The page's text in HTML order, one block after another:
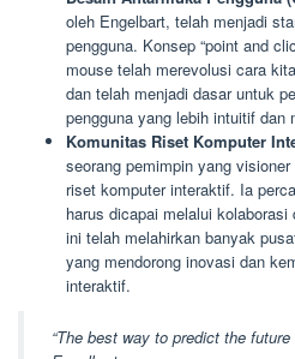
oleh Engelbart, telah menjadi
pengguna. Konsep “point and
mouse telah merevolusi cara
dan telah menjadi dasar untuk
pengguna yang lebih intuitif dan
Komunitas Riset Komputer
seorang pemimpin yang
riset komputer interaktif. Ia
harus dicapai melalui
ini telah melahirkan banyak
yang mendorong inovasi dan
interaktif.
“The best way to predict the